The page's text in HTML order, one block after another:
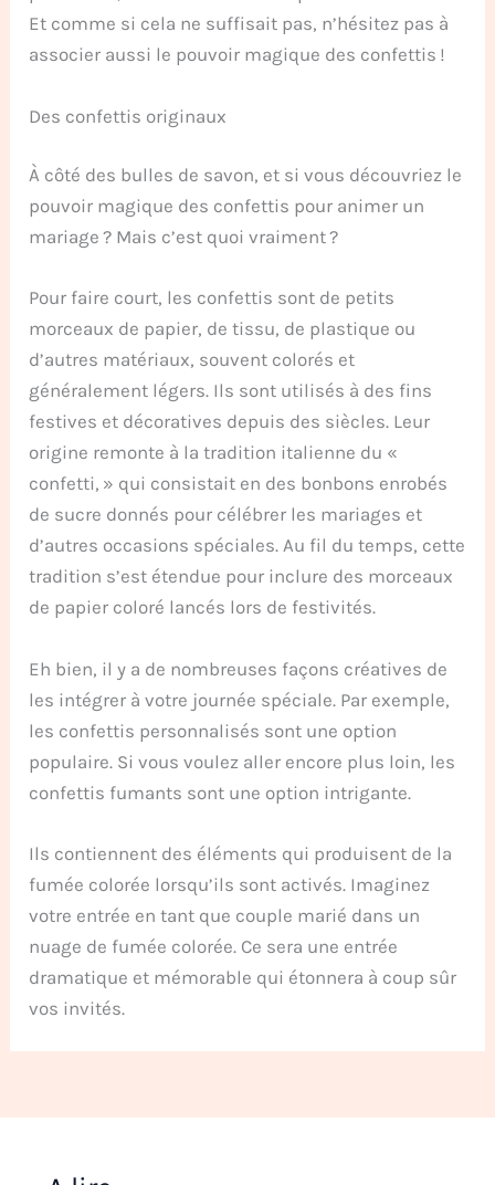
Et comme si cela ne suffisait pas, n’hésitez pas à
associer aussi le pouvoir magique des confettis !
Des confettis originaux
À côté des bulles de savon, et si vous découvriez le
pouvoir magique des confettis pour animer un
mariage ? Mais c’est quoi vraiment ?
Pour faire court, les confettis sont de petits
morceaux de papier, de tissu, de plastique ou
d’autres matériaux, souvent colorés et
généralement légers. Ils sont utilisés à des fins
festives et décoratives depuis des siècles. Leur
origine remonte à la tradition italienne du «
confetti, » qui consistait en des bonbons enrobés
de sucre donnés pour célébrer les mariages et
d’autres occasions spéciales. Au fil du temps, cette
tradition s’est étendue pour inclure des morceaux
de papier coloré lancés lors de festivités.
Eh bien, il y a de nombreuses façons créatives de
les intégrer à votre journée spéciale. Par exemple,
les confettis personnalisés sont une option
populaire. Si vous voulez aller encore plus loin, les
confettis fumants sont une option intrigante.
Ils contiennent des éléments qui produisent de la
fumée colorée lorsqu’ils sont activés. Imaginez
votre entrée en tant que couple marié dans un
nuage de fumée colorée. Ce sera une entrée
dramatique et mémorable qui étonnera à coup sûr
vos invités.